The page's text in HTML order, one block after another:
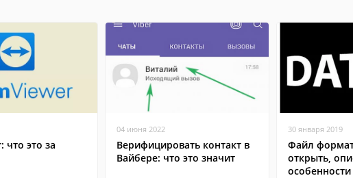
что это за
04 июня 2022
Верифицировать контакт в
Вайбере: что это значит
30 января 2019
Файл
открыть,
особенности